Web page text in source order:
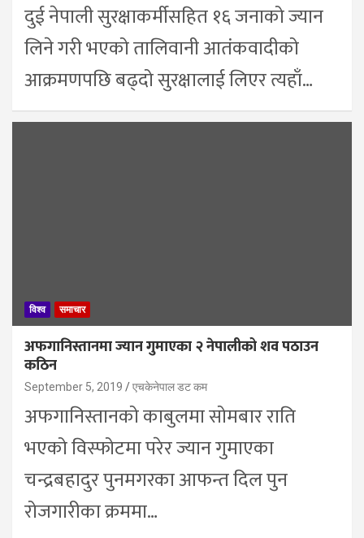
दुई नेपाली सुरक्षाकर्मीसहित १६ जनाको ज्यान
लिने गरी भएको तालिवानी आतंकवादीको
आक्रमणपछि बढ्दो सुरक्षालाई लिएर त्यहाँ…
विश्व समाचार
अफगानिस्तानमा ज्यान गुमाएका २ नेपालीको शव पठाउन
कठिन
September 5, 2019 एचकेनेपाल डट कम
अफगानिस्तानको काबुलमा सोमबार राति
भएको विस्फोटमा परेर ज्यान गुमाएका
चन्द्रबहादुर पुनमगरका आफन्त दिल पुन
रोजगारीका क्रममा…